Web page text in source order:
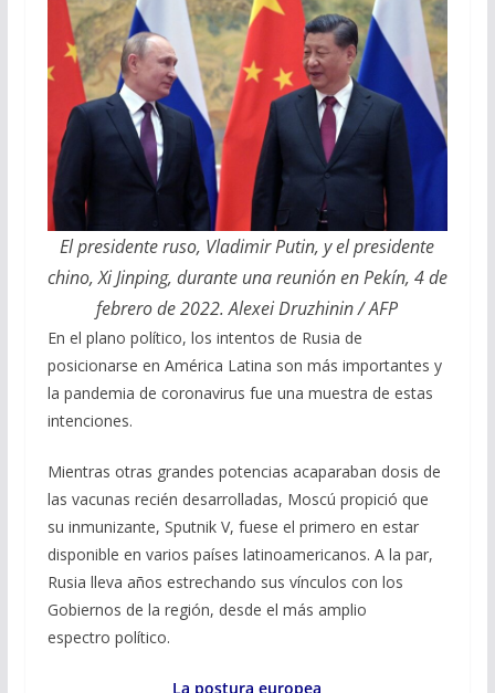
El presidente ruso, Vladimir Putin, y el presidente
chino, Xi Jinping, durante una reunión en Pekín, 4 de
febrero de 2022. Alexei Druzhinin / AFP
En el plano político, los intentos de Rusia de
posicionarse en América Latina son más importantes y
la pandemia de coronavirus fue una muestra de estas
intenciones.
Mientras otras grandes potencias acaparaban dosis de
las vacunas recién desarrolladas, Moscú propició que
su inmunizante, Sputnik V, fuese el primero en estar
disponible en varios países latinoamericanos. A la par,
Rusia lleva años estrechando sus vínculos con los
Gobiernos de la región, desde el más amplio
espectro político.
La postura europea